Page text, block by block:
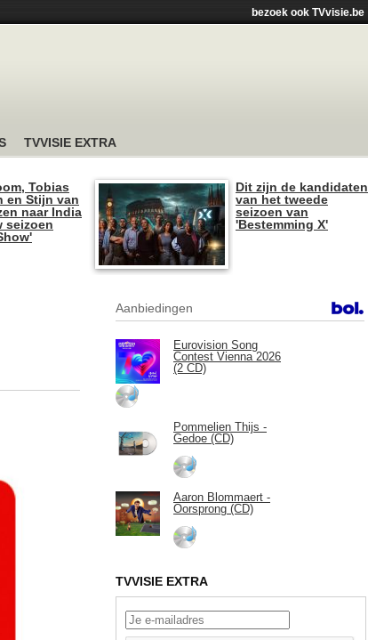
bezoek ook TVvisie.be
TVVISIE EXTRA
Tobias
en Stijn van
naar India
seizoen
Dit zijn de kandidaten
van het tweede
seizoen van
'Bestemming X'
Aanbiedingen
Eurovision Song
Contest Vienna 2026
(2 CD)
Pommelien Thijs -
Gedoe (CD)
Aaron Blommaert -
Oorsprong (CD)
TVVISIE EXTRA